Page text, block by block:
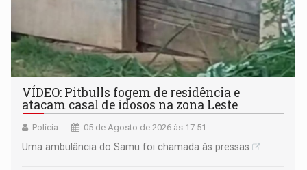
VÍDEO: Pitbulls fogem de residência e
atacam casal de idosos na zona Leste
Polícia 05 de Agosto de 2026 às 17:51
Uma ambulância do Samu foi chamada às pressas